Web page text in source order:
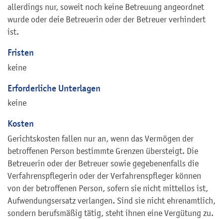
allerdings nur, soweit noch keine Betreuung angeordnet
wurde oder deie Betreuerin oder der Betreuer verhindert
ist.
Fristen
keine
Erforderliche Unterlagen
keine
Kosten
Gerichtskosten fallen nur an, wenn das Vermögen der
betroffenen Person bestimmte Grenzen übersteigt. Die
Betreuerin oder der Betreuer sowie gegebenenfalls die
Verfahrenspflegerin oder der Verfahrenspfleger können
von der betroffenen Person, sofern sie nicht mittellos ist,
Aufwendungsersatz verlangen. Sind sie nicht ehrenamtlich,
sondern berufsmäßig tätig, steht ihnen eine Vergütung zu.